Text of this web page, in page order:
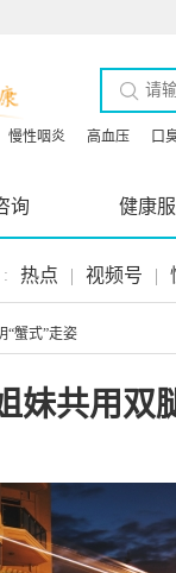
慢性咽炎 高血压 口
询 健康
: 热点 | 视频号 |
“蟹式”走姿
妹共用双